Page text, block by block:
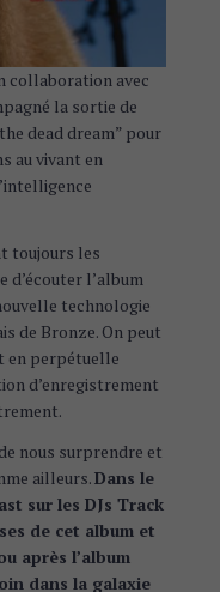
collaboration avec
la sortie de
dead dream” pour
au vivant en
toujours les
l’album
technologie
de Bronze. On peut
en perpétuelle
d’enregistrement
nous surprendre et
ailleurs.Dans le
sur les DJs Track
de cet album et
après l’album
dans la galaxie